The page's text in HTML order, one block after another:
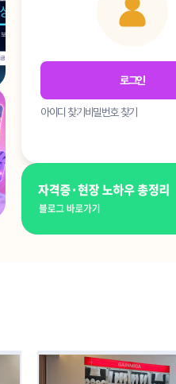
로그인
아이디 찾기 비밀번호 찾기